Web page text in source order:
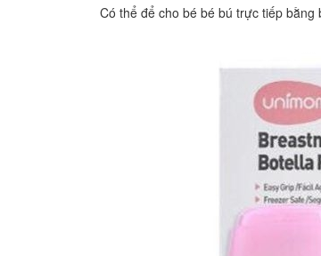
Có thể để cho bé bé bú trực tiếp